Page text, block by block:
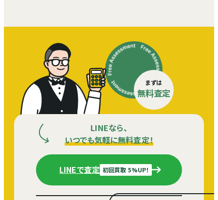
まずは
無料査定
LINEなら、
いつでも気軽に無料査定！
LINEで査定 初回買取 5%UP！